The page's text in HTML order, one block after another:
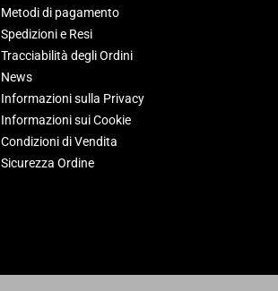
Metodi di pagamento
Spedizioni e Resi
Tracciabilità degli Ordini
News
Informazioni sulla Privacy
Informazioni sui Cookie
Condizioni di Vendita
Sicurezza Ordine